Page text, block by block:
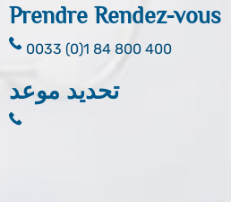
Prendre Rendez-vous
0033 (0)1 84 800 400
تحديد موعد